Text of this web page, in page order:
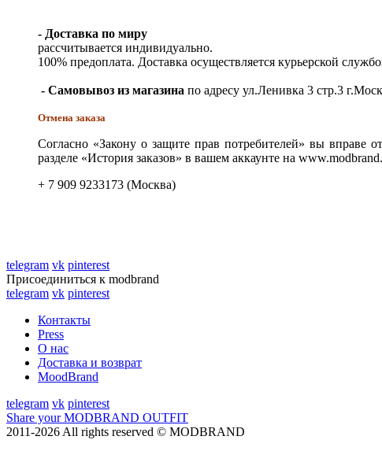
- Доставка по миру
рассчитывается индивидуально.
100% предоплата. Доставка осуществляется курьерской
- Самовывоз из магазина по адресу ул.Ленивка 3 стр.3
Отмена заказа
Согласно «Закону о защите прав потребителей» вы вправе
разделе «История заказов» в вашем аккаунте на
+ 7 909 9233173 (Москва)
telegram vk pinterest
Присоединиться к modbrand
telegram vk pinterest
Контакты
Press
О нас
Доставка и возврат
MoodBrand
telegram vk pinterest
Share your MODBRAND OUTFIT
2011-2026 All rights reserved © MODBRAND